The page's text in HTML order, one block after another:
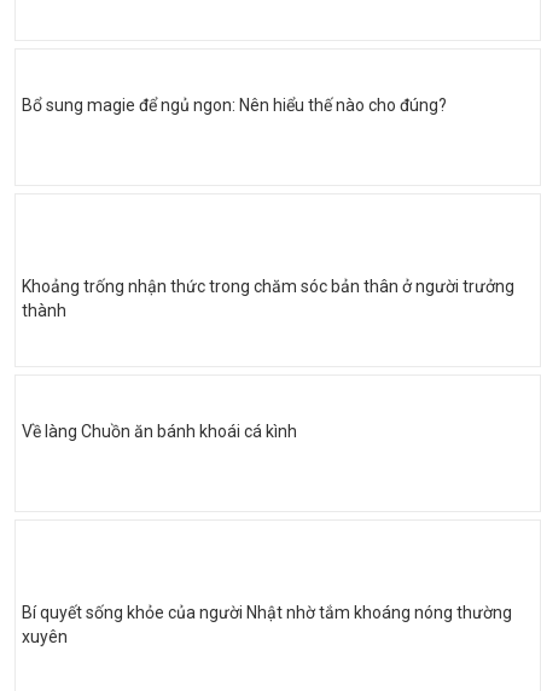
Bổ sung magie để ngủ ngon: Nên hiểu thế nào cho đúng?
Khoảng trống nhận thức trong chăm sóc bản thân ở người trưởng
thành
Về làng Chuồn ăn bánh khoái cá kình
Bí quyết sống khỏe của người Nhật nhờ tắm khoáng nóng thường
xuyên